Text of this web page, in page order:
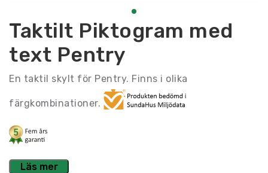
Taktilt Piktogram med
text Pentry
En taktil skylt för Pentry. Finns i olika
färgkombinationer.
Läs mer